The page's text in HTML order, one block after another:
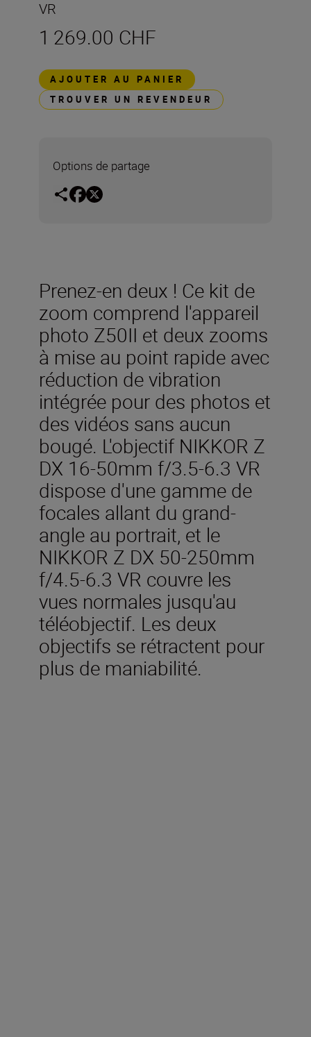
VR
1 269.00 CHF
AJOUTER AU PANIER
TROUVER UN REVENDEUR
Options de partage
Prenez-en deux ! Ce kit de
zoom comprend l'appareil
photo Z50II et deux zooms
à mise au point rapide avec
réduction de vibration
intégrée pour des photos et
des vidéos sans aucun
bougé. L'objectif NIKKOR Z
DX 16-50mm f/3.5-6.3 VR
dispose d'une gamme de
focales allant du grand-
angle au portrait, et le
NIKKOR Z DX 50-250mm
f/4.5-6.3 VR couvre les
vues normales jusqu'au
téléobjectif. Les deux
objectifs se rétractent pour
plus de maniabilité.